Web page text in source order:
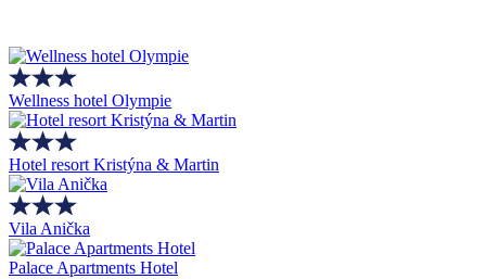
Wellness hotel Olympie
Hotel resort Kristýna & Martin
Vila Anička
Palace Apartments Hotel